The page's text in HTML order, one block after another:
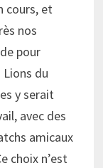
cours, et
nos
pour
du
y serait
avec des
amicaux
choix n’est